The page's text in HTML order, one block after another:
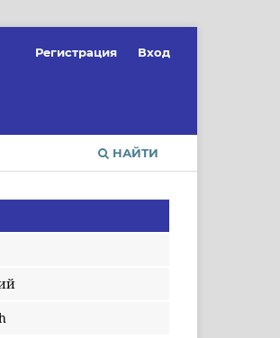
НАЙТИ
Регистрация Вход